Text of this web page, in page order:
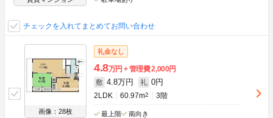
チェックを入れてまとめてお問い合わせ
画像：28枚
礼金なし
4.8万円 管理費2,000円
敷 4.8万円 礼 0円
2LDK 60.97m2 3階
最上階 南向き